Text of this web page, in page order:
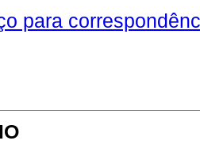
para